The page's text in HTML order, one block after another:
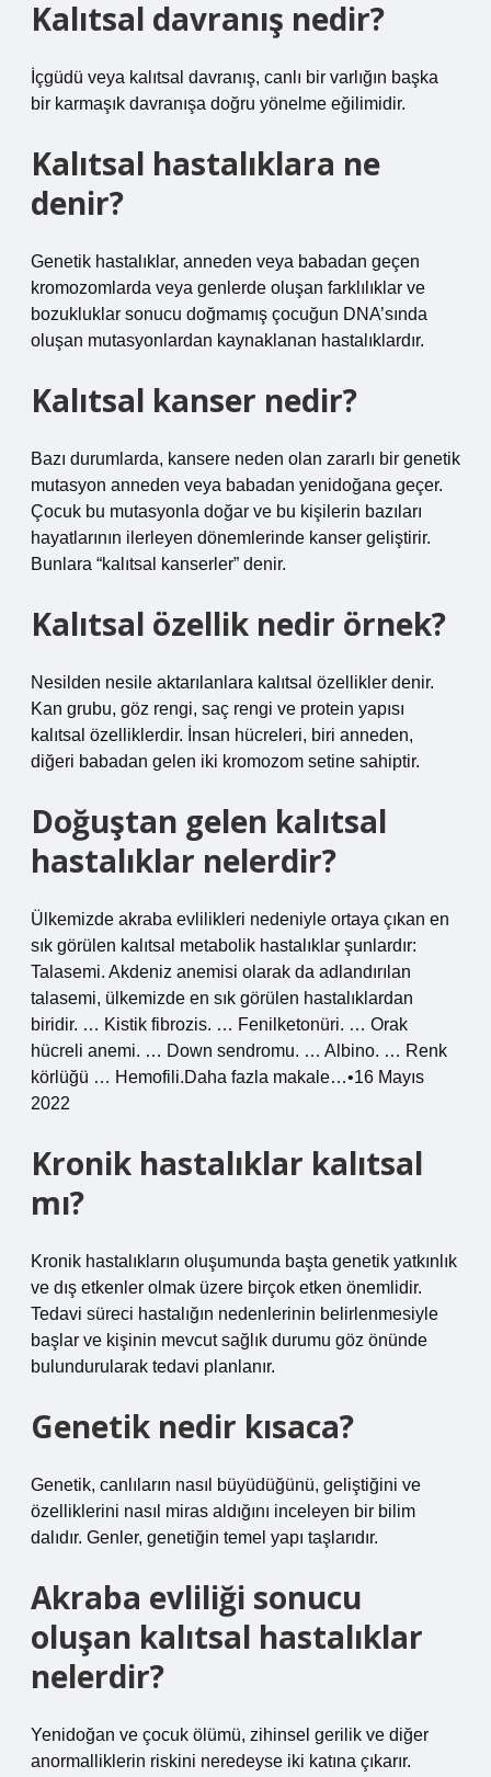
Kalıtsal davranış nedir?
İçgüdü veya kalıtsal davranış, canlı bir varlığın başka
bir karmaşık davranışa doğru yönelme eğilimidir.
Kalıtsal hastalıklara ne
denir?
Genetik hastalıklar, anneden veya babadan geçen
kromozomlarda veya genlerde oluşan farklılıklar ve
bozukluklar sonucu doğmamış çocuğun DNA’sında
oluşan mutasyonlardan kaynaklanan hastalıklardır.
Kalıtsal kanser nedir?
Bazı durumlarda, kansere neden olan zararlı bir genetik
mutasyon anneden veya babadan yenidoğana geçer.
Çocuk bu mutasyonla doğar ve bu kişilerin bazıları
hayatlarının ilerleyen dönemlerinde kanser geliştirir.
Bunlara “kalıtsal kanserler” denir.
Kalıtsal özellik nedir örnek?
Nesilden nesile aktarılanlara kalıtsal özellikler denir.
Kan grubu, göz rengi, saç rengi ve protein yapısı
kalıtsal özelliklerdir. İnsan hücreleri, biri anneden,
diğeri babadan gelen iki kromozom setine sahiptir.
Doğuştan gelen kalıtsal
hastalıklar nelerdir?
Ülkemizde akraba evlilikleri nedeniyle ortaya çıkan en
sık görülen kalıtsal metabolik hastalıklar şunlardır:
Talasemi. Akdeniz anemisi olarak da adlandırılan
talasemi, ülkemizde en sık görülen hastalıklardan
biridir. … Kistik fibrozis. … Fenilketonüri. … Orak
hücreli anemi. … Down sendromu. … Albino. … Renk
körlüğü … Hemofili.Daha fazla makale…•16 Mayıs
2022
Kronik hastalıklar kalıtsal
mı?
Kronik hastalıkların oluşumunda başta genetik yatkınlık
ve dış etkenler olmak üzere birçok etken önemlidir.
Tedavi süreci hastalığın nedenlerinin belirlenmesiyle
başlar ve kişinin mevcut sağlık durumu göz önünde
bulundurularak tedavi planlanır.
Genetik nedir kısaca?
Genetik, canlıların nasıl büyüdüğünü, geliştiğini ve
özelliklerini nasıl miras aldığını inceleyen bir bilim
dalıdır. Genler, genetiğin temel yapı taşlarıdır.
Akraba evliliği sonucu
oluşan kalıtsal hastalıklar
nelerdir?
Yenidoğan ve çocuk ölümü, zihinsel gerilik ve diğer
anormalliklerin riskini neredeyse iki katına çıkarır.